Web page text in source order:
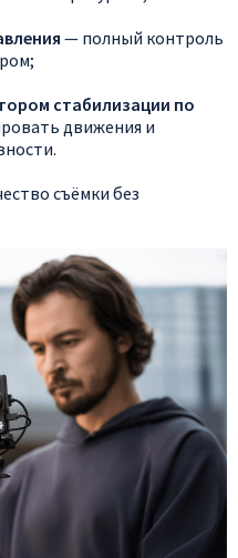
— полный контроль
стабилизации по
движения и
съёмки без